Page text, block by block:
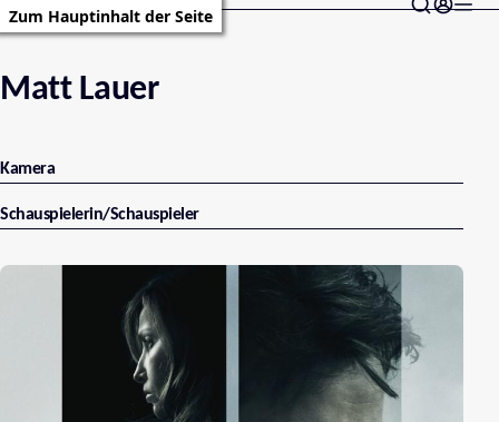
Zum Hauptinhalt der Seite
Matt Lauer
Kamera
Schauspielerin/Schauspieler